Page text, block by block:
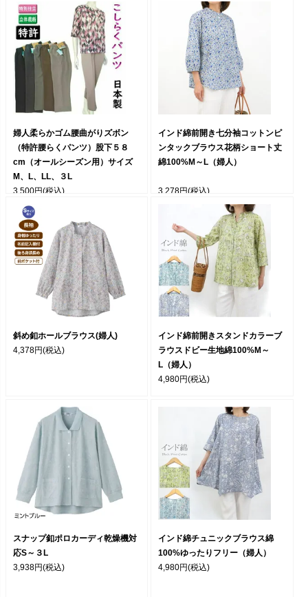
婦人柔らかゴム腰曲がりズボン
（特許腰らくパンツ）股下５８
cm（オールシーズン用）サイズ
M、L、LL、３L
3,500円(税込)
インド綿前開き七分袖コットンピ
ンタックブラウス花柄ショート丈
綿100%M～L（婦人）
3,278円(税込)
斜め釦ホールブラウス(婦人)
4,378円(税込)
インド綿前開きスタンドカラーブ
ラウスドビー生地綿100%M～
L（婦人）
4,980円(税込)
スナップ釦ポロカーディ乾燥機対
応S～３L
3,938円(税込)
インド綿チュニックブラウス綿
100%ゆったりフリー（婦人）
4,980円(税込)